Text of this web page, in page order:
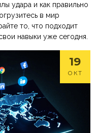
удара и как правильно
в мир
то, что подходит
навыки уже сегодня.
19
ОКТ